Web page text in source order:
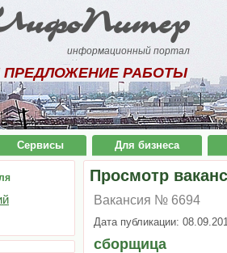
информационный портал
ПРЕДЛОЖЕНИЕ РАБОТЫ
Сервисы Для бизнеса
Просмотр
Вакансия № 6694
Дата публикации:
сборщица